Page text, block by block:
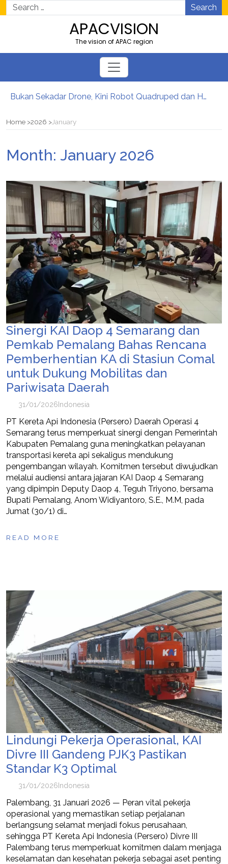
Search
APACVISION
The vision of APAC region
Bukan Sekadar Drone, Kini Robot Quadruped dan Humanoid Ikut Bekerja di Lapangan
Home 2026 January
Month: January 2026
Sinergi KAI Daop 4 Semarang dan
Pemkab Pemalang Bahas Rencana
Pemberhentian KA di Stasiun Comal
untuk Dukung Mobilitas dan
Pariwisata Daerah
31/01/2026 Indonesia
PT Kereta Api Indonesia (Persero) Daerah Operasi 4
Semarang terus memperkuat sinergi dengan Pemerintah
Kabupaten Pemalang guna meningkatkan pelayanan
transportasi kereta api sekaligus mendukung
pengembangan wilayah. Komitmen tersebut diwujudkan
melalui audiensi antara jajaran KAI Daop 4 Semarang
yang dipimpin Deputy Daop 4, Teguh Triyono, bersama
Bupati Pemalang, Anom Widiyantoro, S.E., M.M, pada
Jumat (30/1) di…
READ MORE
Lindungi Pekerja Operasional, KAI
Divre III Gandeng PJK3 Pastikan
Standar K3 Optimal
31/01/2026 Indonesia
Palembang, 31 Januari 2026 — Peran vital pekerja
operasional yang memastikan setiap perjalanan
berlangsung selamat menjadi fokus perusahaan,
sehingga PT Kereta Api Indonesia (Persero) Divre III
Palembang terus memperkuat komitmen dalam menjaga
keselamatan dan kesehatan pekerja sebagai aset penting